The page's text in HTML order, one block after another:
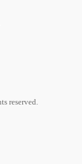
reserved.